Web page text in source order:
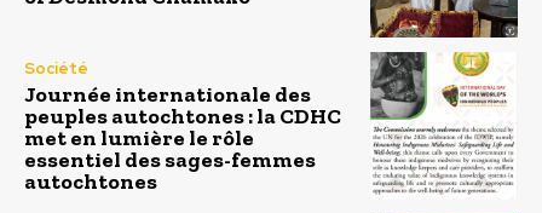
Société
Journée internationale des
peuples autochtones : la CDHC
met en lumière le rôle
essentiel des sages-femmes
autochtones